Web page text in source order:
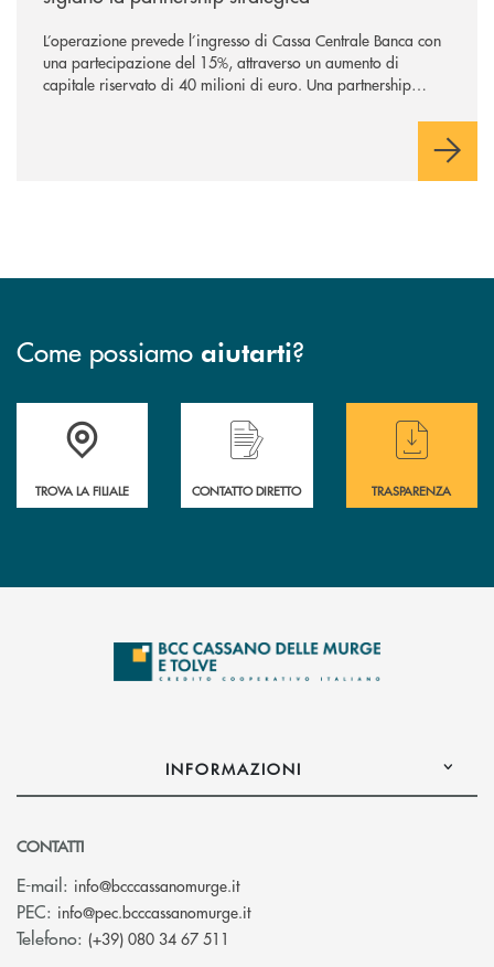
L’operazione prevede l’ingresso di Cassa Centrale Banca con
una partecipazione del 15%, attraverso un aumento di
capitale riservato di 40 milioni di euro. Una partnership
comuni e sulla prossimità ai territori, per ampliare l’offerta e
Come possiamo aiutarti?
Accedi all' elenco completo delle filiali
TROVA LA FILIALE
Hai bisogno di assistenza immediata ?
CONTATTO DIRETTO
Hai bisogno di
TRASPARENZA
INFORMAZIONI
CONTATTI
E-mail: info@bcccassanomurge.it(si apre l’app di posta elettronica)
PEC: info@pec.bcccassanomurge.it(si apre l’app di posta
Telefono: (+39) 080 34 67 511